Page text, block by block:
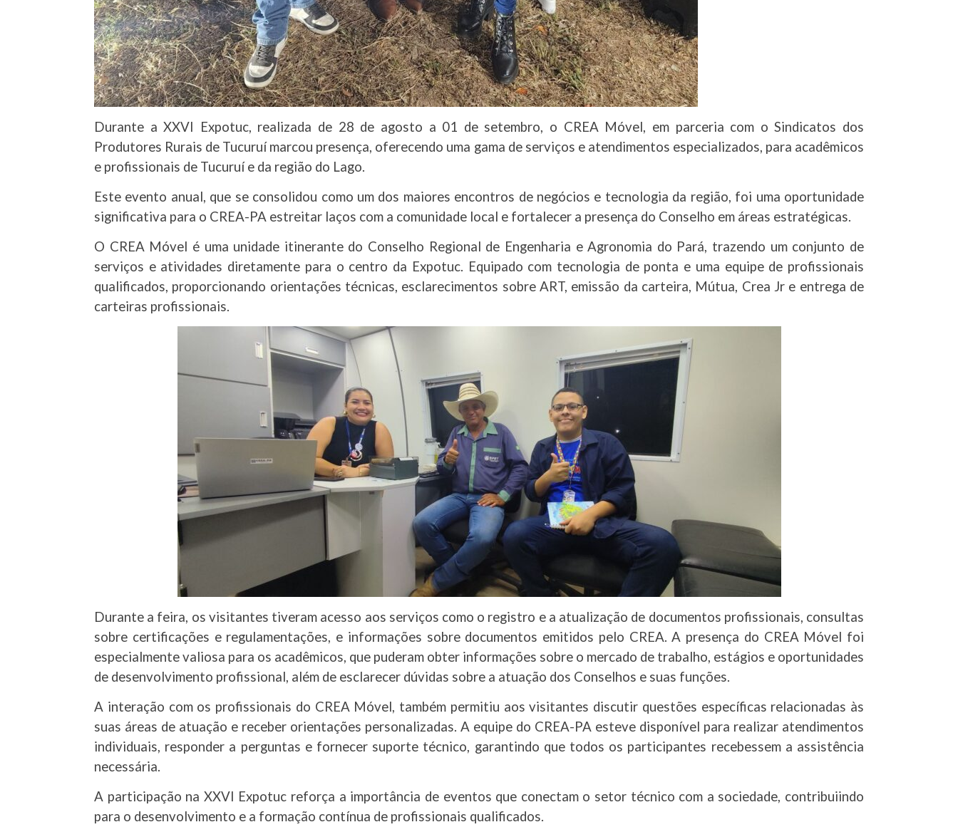
Durante a XXVI Expotuc, realizada de 28 de agosto a 01 de setembro, o CREA Móvel, em parceria com o Sindicatos dos
Produtores Rurais de Tucuruí marcou presença, oferecendo uma gama de serviços e atendimentos especializados, para acadêmicos
e profissionais de Tucuruí e da região do Lago.
Este evento anual, que se consolidou como um dos maiores encontros de negócios e tecnologia da região, foi uma oportunidade
significativa para o CREA-PA estreitar laços com a comunidade local e fortalecer a presença do Conselho em áreas estratégicas.
O CREA Móvel é uma unidade itinerante do Conselho Regional de Engenharia e Agronomia do Pará, trazendo um conjunto de
serviços e atividades diretamente para o centro da Expotuc. Equipado com tecnologia de ponta e uma equipe de profissionais
qualificados, proporcionando orientações técnicas, esclarecimentos sobre ART, emissão da carteira, Mútua, Crea Jr e entrega de
carteiras profissionais.
Durante a feira, os visitantes tiveram acesso aos serviços como o registro e a atualização de documentos profissionais, consultas
sobre certificações e regulamentações, e informações sobre documentos emitidos pelo CREA. A presença do CREA Móvel foi
especialmente valiosa para os acadêmicos, que puderam obter informações sobre o mercado de trabalho, estágios e oportunidades
de desenvolvimento profissional, além de esclarecer dúvidas sobre a atuação dos Conselhos e suas funções.
A interação com os profissionais do CREA Móvel, também permitiu aos visitantes discutir questões específicas relacionadas às
suas áreas de atuação e receber orientações personalizadas. A equipe do CREA-PA esteve disponível para realizar atendimentos
individuais, responder a perguntas e fornecer suporte técnico, garantindo que todos os participantes recebessem a assistência
necessária.
A participação na XXVI Expotuc reforça a importância de eventos que conectam o setor técnico com a sociedade, contribuiindo
para o desenvolvimento e a formação contínua de profissionais qualificados.